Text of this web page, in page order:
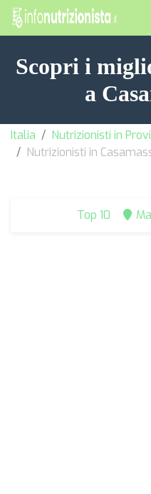
Scopri i
a
Italia
Nutrizionisti in
Nutrizionisti in
Top 10